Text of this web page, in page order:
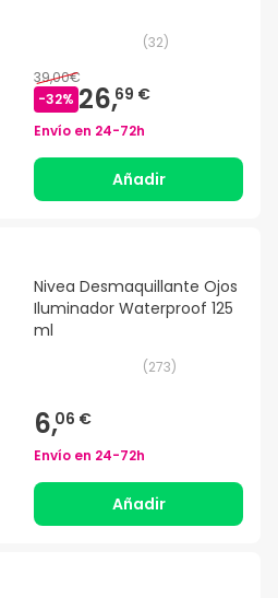
(32)
39,00€
-32% 26,69 €
Envío en 24-72h
Añadir
Nivea Desmaquillante Ojos
Iluminador Waterproof 125
ml
(273)
6,06 €
Envío en 24-72h
Añadir